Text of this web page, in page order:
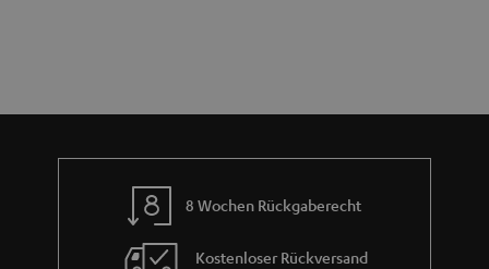
m
8 Wochen Rückgaberecht
Kostenloser Rückversand